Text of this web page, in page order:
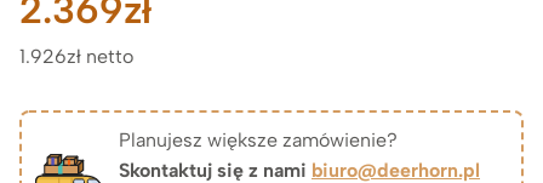
2.369zł
1.926zł netto
Planujesz większe zamówienie?
Skontaktuj się z nami biuro@deerhorn.pl